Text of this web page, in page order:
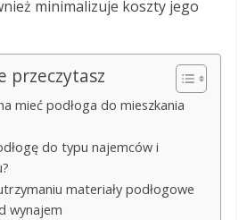
minimalizuje koszty jego
przeczytasz
mieć podłoga do mieszkania
do typu najemców i
materiały podłogowe
wynajem